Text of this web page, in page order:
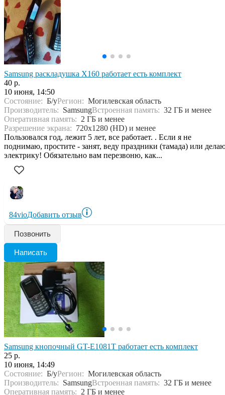
Samsung раскладушка X160 работает есть комплект
40 р.
10 июня, 14:50
Состояние: Б/уРегион: Могилевская область
Производитель: SamsungВстроенная память: 32 ГБ и менее
Оперативная память: 2 ГБ и менее
Разрешение экрана: 720x1280 (HD) и менее
Пользовался год, лежит 5 лет, все работает. . Если я не
поднимаю, простите - занят, веду праздники (тамада) или
электрику! Обязательно вам перезвоню, как...
84vioДобавить отзыв
Позвонить
Написать
Samsung кнопочный GT-E1081T работает есть комплект
25 р.
10 июня, 14:49
Состояние: Б/уРегион: Могилевская область
Производитель: SamsungВстроенная память: 32 ГБ и менее
Оперативная память: 2 ГБ и менее